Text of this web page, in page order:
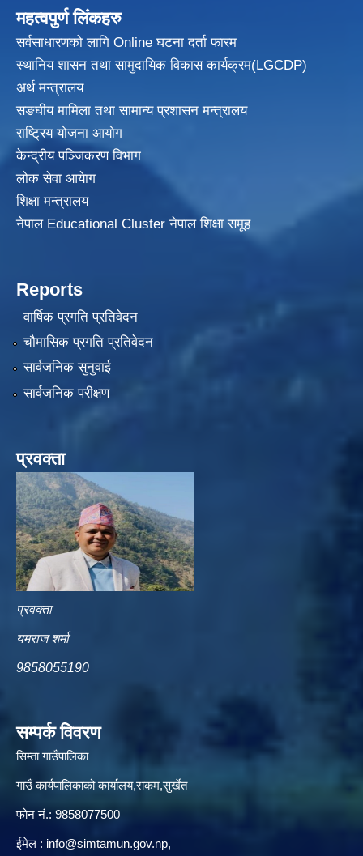
महत्वपुर्ण लिंकहरु
सर्वसाधारणको लागि Online घटना दर्ता फारम
स्थानिय शासन तथा सामुदायिक विकासकार्यक्रम(LGCDP)
अर्थ मन्त्रालय
सङघीय मामिला तथा सामान्य प्रशासन मन्त्रालय
राष्ट्रिय योजना आयोग
केन्द्रीय पञ्जिकरण विभाग
लोक सेवा आयेाग
शिक्षा मन्त्रालय
नेपाल Educational Cluster नेपाल शिक्षा समूह
Reports
वार्षिक प्रगति प्रतिवेदन
चौमासिक प्रगति प्रतिवेदन
सार्वजनिक सुनुवाई
सार्वजनिक परीक्षण
प्रवक्ता
प्रवक्ता
यमराज शर्मा
9858055190
सम्पर्क विवरण
सिम्ता गाउँपालिका
गाउँ कार्यपालिकाको कार्यालय,राकम,सुर्खेत
फोन नं.: 9858077500
ईमेल‌ : info@simtamun.gov.np,